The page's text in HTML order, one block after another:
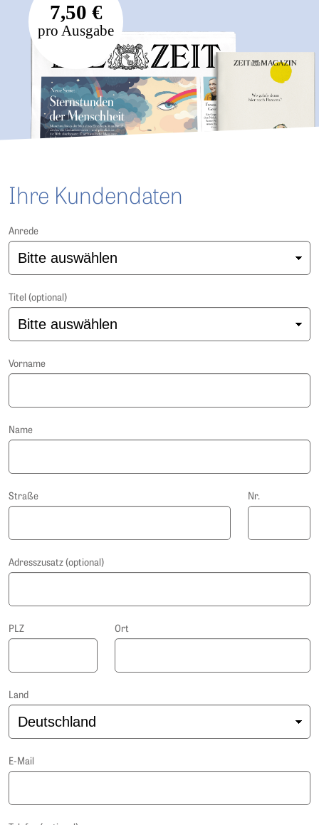
7,50 €
pro Ausgabe
Ihre Kundendaten
Anrede
Titel (optional)
Vorname
Name
Straße Nr.
Adresszusatz (optional)
PLZ Ort
Land
E-Mail